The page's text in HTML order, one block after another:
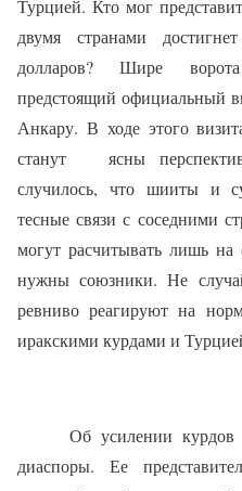
Турцией. Кто мог
двумя странами
долларов? Шире ворота
предстоящий официальный
Анкару. В ходе этого
станут
ясны
случилось, что шииты и
тесные связи с соседними
могут расчитывать лишь
нужны союзники. Не
ревниво реагируют на
иракскими курдами и
Об усилении курдов
диаспоры. Ее